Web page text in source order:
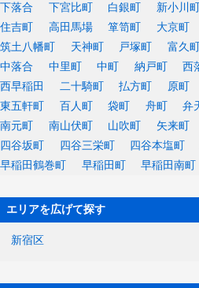
下落合
下宮比町 白銀町 新小川
住吉町
高田馬場 箪笥町 大京町
筑土八幡町
天神町 戸塚町 富久
中落合
中里町 中町 納戸町 西
西早稲田
二十騎町 払方町 原町
東五軒町
百人町 袋町 舟町 弁
南元町
南山伏町 山吹町 矢来町
四谷坂町
四谷三栄町 四谷本塩町
早稲田鶴巻町
早稲田町 早稲田南町
エリアを広げて探す
新宿区